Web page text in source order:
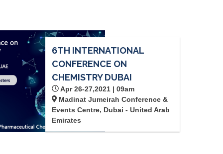
6TH INTERNATIONAL
CONFERENCE ON
CHEMISTRY DUBAI
Apr 26-27,2021 | 09am
Madinat Jumeirah Conference &
Events Centre, Dubai - United Arab
Emirates